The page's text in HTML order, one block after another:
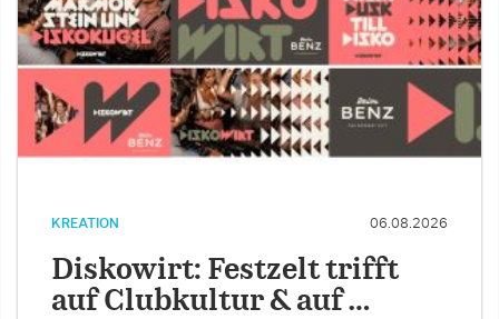
KREATION 06.08.2026
Diskowirt: Festzelt trifft
auf Clubkultur & auf …